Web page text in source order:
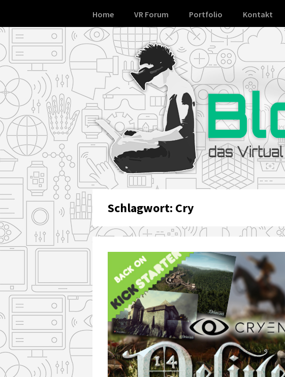
content
Home VR Forum Portfolio Kontakt
Schlagwort: Cry